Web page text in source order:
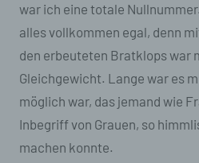
war ich eine totale
alles vollkommen egal, denn
den erbeuteten Bratklops war
Gleichgewicht. Lange war es
möglich war, das jemand wie
Inbegriff von Grauen, so
machen konnte.
g) Verantwortlicher
Verarbeitung
Verantwortlicher oder für
Verantwortlicher ist die
andere Stelle, die allein
anderen über die Zwecke